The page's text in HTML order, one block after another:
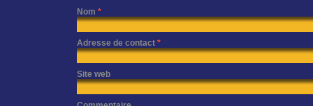
Nom *
Adresse de contact *
Site web